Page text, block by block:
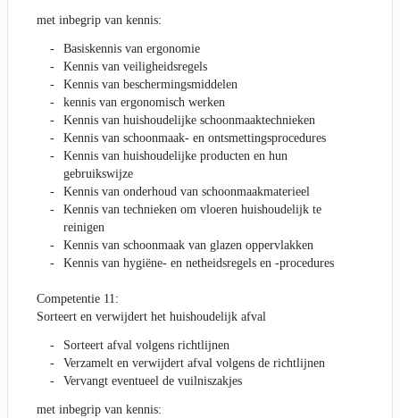
met inbegrip van kennis:
Basiskennis van ergonomie
Kennis van veiligheidsregels
Kennis van beschermingsmiddelen
kennis van ergonomisch werken
Kennis van huishoudelijke schoonmaaktechnieken
Kennis van schoonmaak- en ontsmettingsprocedures
Kennis van huishoudelijke producten en hun
gebruikswijze
Kennis van onderhoud van schoonmaakmaterieel
Kennis van technieken om vloeren huishoudelijk te
reinigen
Kennis van schoonmaak van glazen oppervlakken
Kennis van hygiëne- en netheidsregels en -procedures
Competentie 11:
Sorteert en verwijdert het huishoudelijk afval
Sorteert afval volgens richtlijnen
Verzamelt en verwijdert afval volgens de richtlijnen
Vervangt eventueel de vuilniszakjes
met inbegrip van kennis: